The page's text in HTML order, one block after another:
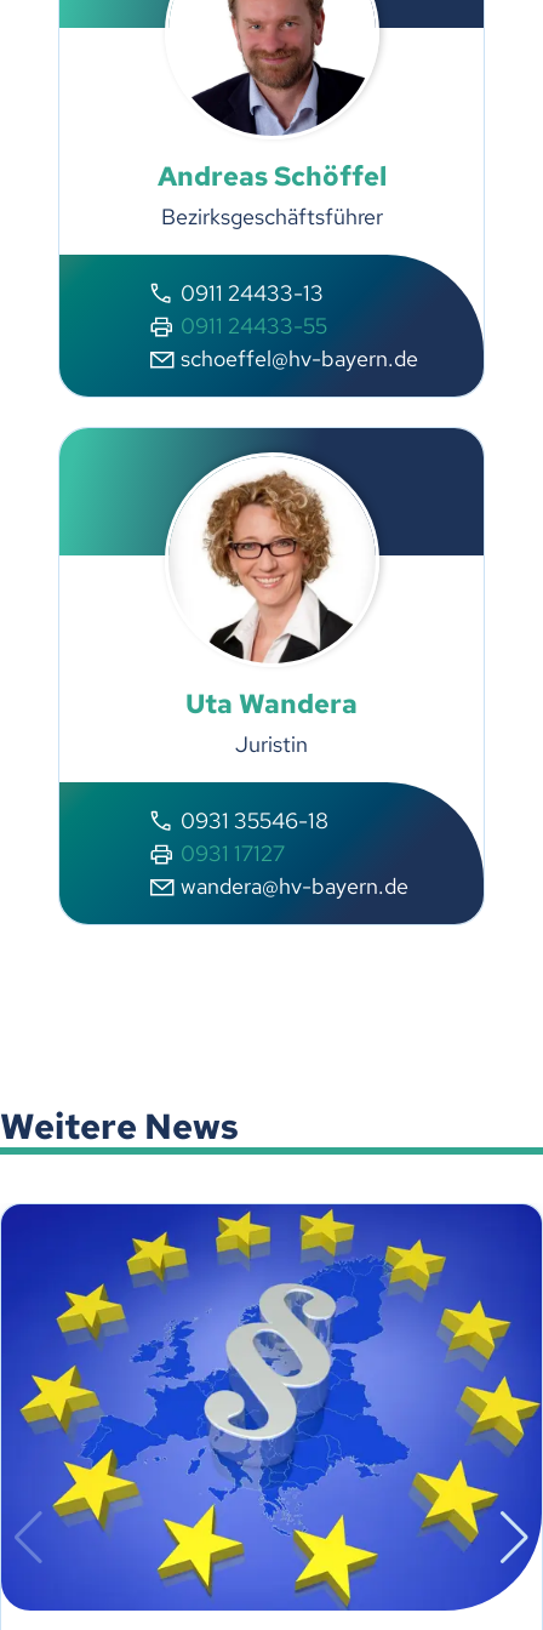
Andreas Schöffel
Bezirksgeschäftsführer
0911 24433-13
0911 24433-55
schoeffel@hv-bayern.de
Uta Wandera
Juristin
0931 35546-18
0931 17127
wandera@hv-bayern.de
Weitere News